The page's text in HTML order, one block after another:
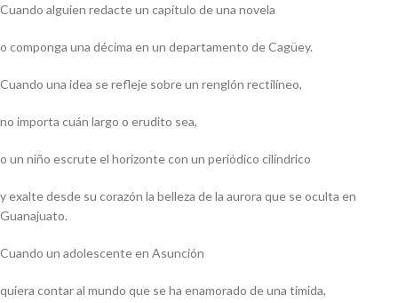
Cuando alguien redacte un capítulo de una novela
o componga una décima en un departamento de Cagüey.
Cuando una idea se refleje sobre un renglón rectilíneo,
no importa cuán largo o erudito sea,
o un niño escrute el horizonte con un periódico cilíndrico
y exalte desde su corazón la belleza de la aurora que se oculta en
Guanajuato.
Cuando un adolescente en Asunción
quiera contar al mundo que se ha enamorado de una tímida,